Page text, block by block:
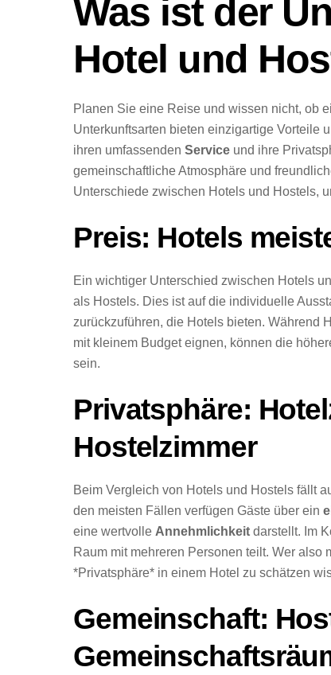
Was ist der
Hotel und
Planen Sie eine Reise und wissen nicht, ob
Unterkunftsarten bieten einzigartige Vorteile
ihren umfassenden Service und ihre
gemeinschaftliche Atmosphäre und
Unterschiede zwischen Hotels und Hostels,
Preis: Hotels
Ein wichtiger Unterschied zwischen Hotels
als Hostels. Dies ist auf die individuelle
zurückzuführen, die Hotels bieten. Während
mit kleinem Budget eignen, können die
sein.
Privatsphäre:
Hostelzimmer
Beim Vergleich von Hotels und Hostels fällt
den meisten Fällen verfügen Gäste über ein
eine wertvolle Annehmlichkeit darstellt. Im
Raum mit mehreren Personen teilt. Wer
*Privatsphäre* in einem Hotel zu schätzen
Gemeinschaft: